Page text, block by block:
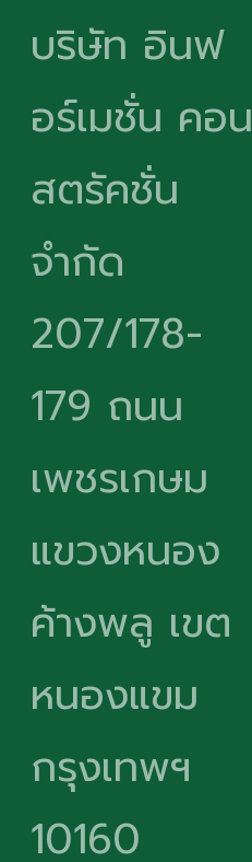
บริษัท อินฟ
อร์เมชั่น คอน
สตรัคชั่น
จำกัด
207/178-
179 ถนน
เพชรเกษม
แขวงหนอง
ค้างพลู เขต
หนองแขม
กรุงเทพฯ
10160